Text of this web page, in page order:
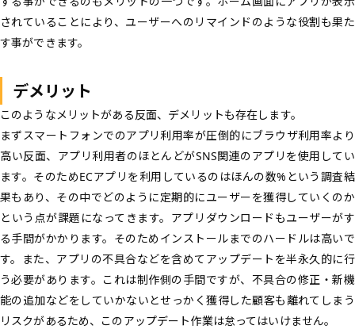
されていることにより、ユーザーへのリマインドのような役割も果た
す事ができます。
デメリット
このようなメリットがある反面、デメリットも存在します。
まずスマートフォンでのアプリ利用率が圧倒的にブラウザ利用率より
高い反面、アプリ利用者のほとんどがSNS関連のアプリを使用してい
ます。そのためECアプリを利用しているのはほんの数%という調査結
果もあり、その中でどのように定期的にユーザーを獲得していくのか
という点が課題になってきます。アプリダウンロードもユーザーがす
る手間がかかります。そのためインストールまでのハードルは高いで
す。また、アプリの不具合などを含めてアップデートを半永久的に行
う必要があります。これは制作側の手間ですが、不具合の修正・新機
能の追加などをしていかないとせっかく獲得した顧客も離れてしまう
リスクがあるため、このアップデート作業は怠ってはいけません。